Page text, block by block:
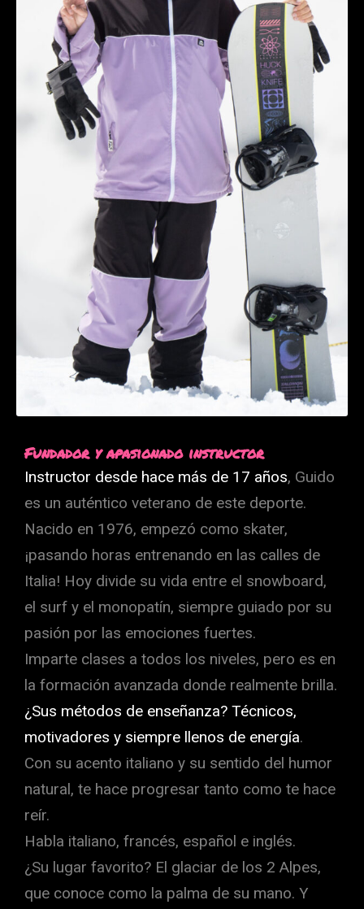
Fundador y apasionado instructor
Instructor desde hace más de 17 años, Guido
es un auténtico veterano de este deporte.
Nacido en 1976, empezó como skater,
¡pasando horas entrenando en las calles de
Italia! Hoy divide su vida entre el snowboard,
el surf y el monopatín, siempre guiado por su
pasión por las emociones fuertes.
Imparte clases a todos los niveles, pero es en
la formación avanzada donde realmente brilla.
¿Sus métodos de enseñanza? Técnicos,
motivadores y siempre llenos de energía.
Con su acento italiano y su sentido del humor
natural, te hace progresar tanto como te hace
reír.
Habla italiano, francés, español e inglés.
¿Su lugar favorito? El glaciar de los 2 Alpes,
que conoce como la palma de su mano. Y